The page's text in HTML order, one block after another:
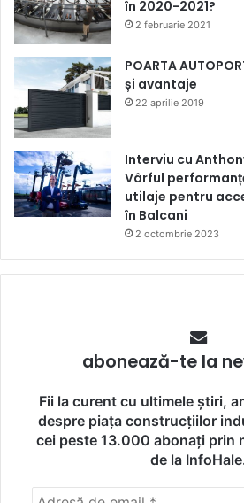
în 2020-2021?
2 februarie 2021
POARTA
și avantaje
22 aprilie 2019
Interviu cu
Vârful
utilaje pentru
în Balcani
2 octombrie 2023
abonează-te la
Fii la curent cu ultimele știri,
despre piața construcțiilor
cei peste 13.000 abonați prin
de la